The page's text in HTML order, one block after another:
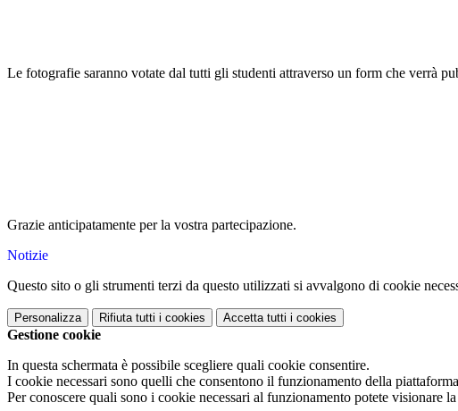
Le fotografie saranno votate dal tutti gli studenti attraverso un form che verrà
Grazie anticipatamente per la vostra partecipazione.
Notizie
Questo sito o gli strumenti terzi da questo utilizzati si avvalgono di cookie
Personalizza Rifiuta tutti i cookies Accetta tutti i cookies
Gestione cookie
In questa schermata è possibile scegliere quali cookie consentire.
I cookie necessari sono quelli che consentono il funzionamento della
Per conoscere quali sono i cookie necessari al funzionamento potete visionare la